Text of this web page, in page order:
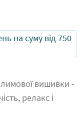
на суму від 750
вишивки -
релакс і